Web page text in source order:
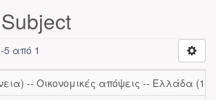
από 1
-- Οικονομικές απόψεις -- Ελλάδα (1)